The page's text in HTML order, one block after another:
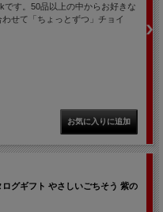
です。50品以上の中からお好きな
せて「ちょっとずつ」チョイ
ログギフト やさしいごちそう 紫の